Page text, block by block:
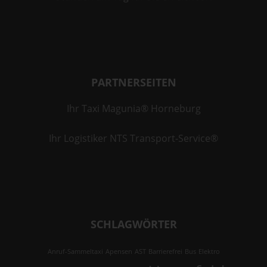
PARTNERSEITEN
Ihr Taxi Magunia® Horneburg
Ihr Logistiker NTS Transport-Service®
SCHLAGWÖRTER
Anruf-Sammeltaxi Apensen AST Barrierefrei Bus Elektro
Hausherr GmbH & Co. KG
Telefon: 041642650
E-Mail: datenschutz@harsefeld-taxi.de